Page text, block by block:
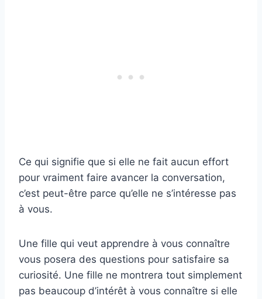
Ce qui signifie que si elle ne fait aucun effort
pour vraiment faire avancer la conversation,
c’est peut-être parce qu’elle ne s’intéresse pas
à vous.
Une fille qui veut apprendre à vous connaître
vous posera des questions pour satisfaire sa
curiosité. Une fille ne montrera tout simplement
pas beaucoup d’intérêt à vous connaître si elle